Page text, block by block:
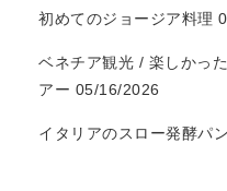
初めてのジョージア料理
ベネチア観光 / 楽しかっ
アー 05/16/2026
イタリアのスロー発酵パ